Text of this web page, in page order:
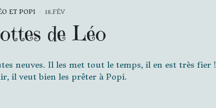
ET POPI 18.FÉV
de Léo
neuves. Il les met tout le temps, il en est très fier !
il veut bien les prêter à Popi.